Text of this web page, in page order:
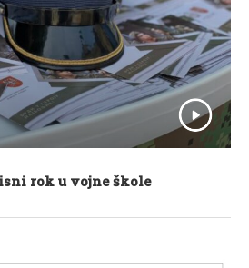
rok u vojne škole